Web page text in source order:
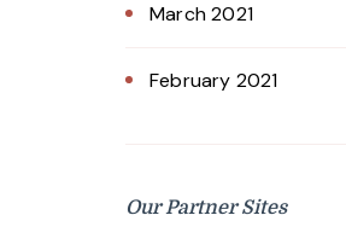
March 2021
February 2021
Our Partner Sites